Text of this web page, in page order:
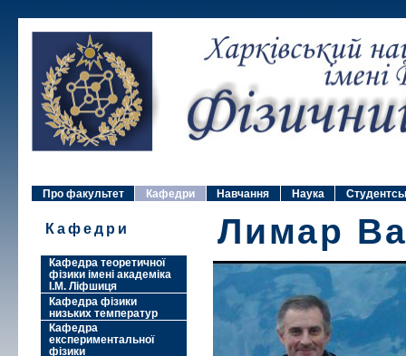
Про факультет Кафедри Навчання Наука
Кафедри
Кафедра теоретичної
фізики імені академіка
І.М. Ліфшиця
Кафедра фізики
низьких температур
Кафедра
експериментальної
фізики
Лимар